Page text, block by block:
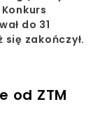
do 31
zakończył.
od ZTM